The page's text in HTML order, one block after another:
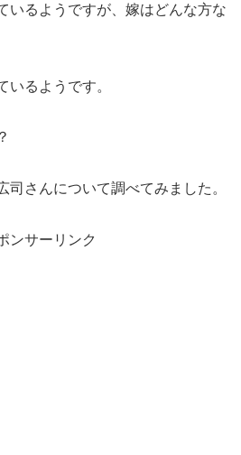
いるようですが、嫁はどんな方な
いるようです。
司さんについて調べてみました。
ンサーリンク